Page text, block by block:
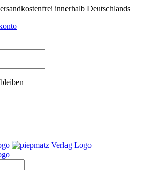
innerhalb Deutschlands